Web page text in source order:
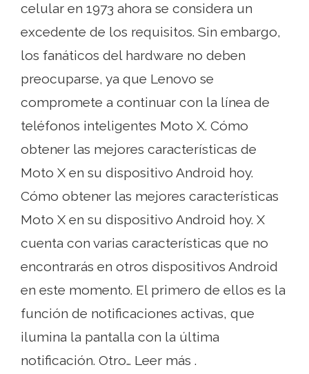
celular en 1973 ahora se considera un
excedente de los requisitos. Sin embargo,
los fanáticos del hardware no deben
preocuparse, ya que Lenovo se
compromete a continuar con la línea de
teléfonos inteligentes Moto X. Cómo
obtener las mejores características de
Moto X en su dispositivo Android hoy.
Cómo obtener las mejores características
Moto X en su dispositivo Android hoy. X
cuenta con varias características que no
encontrarás en otros dispositivos Android
en este momento. El primero de ellos es la
función de notificaciones activas, que
ilumina la pantalla con la última
notificación. Otro… Leer más .